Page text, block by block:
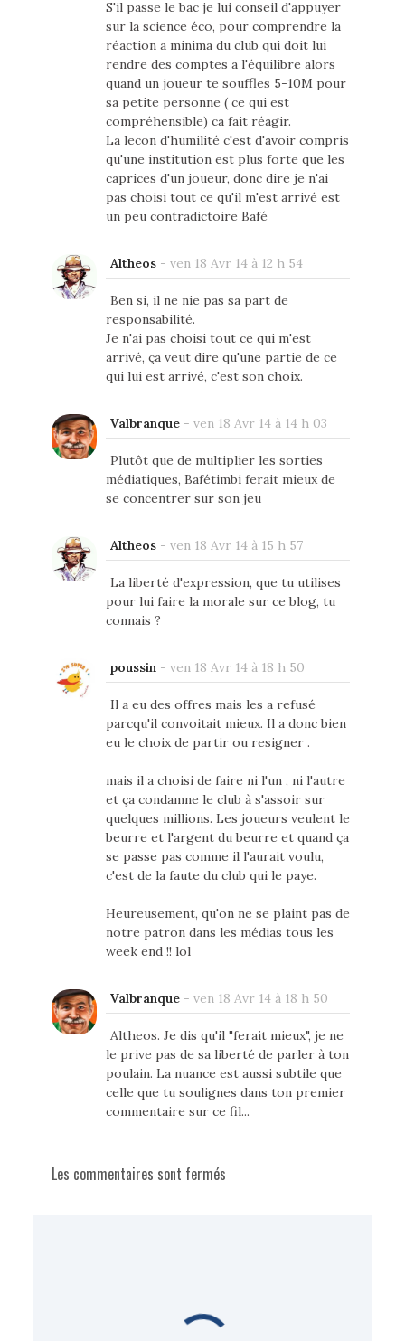
S'il passe le bac je lui conseil d'appuyer
sur la science éco, pour comprendre la
réaction a minima du club qui doit lui
rendre des comptes a l'équilibre alors
quand un joueur te souffles 5-10M pour
sa petite personne ( ce qui est
compréhensible) ca fait réagir.
La lecon d'humilité c'est d'avoir compris
qu'une institution est plus forte que les
caprices d'un joueur, donc dire je n'ai
pas choisi tout ce qu'il m'est arrivé est
un peu contradictoire Bafé
Altheos- ven 18 Avr 14 à 12 h 54
Ben si, il ne nie pas sa part de
responsabilité.
Je n'ai pas choisi tout ce qui m'est
arrivé, ça veut dire qu'une partie de ce
qui lui est arrivé, c'est son choix.
Valbranque- ven 18 Avr 14 à 14 h 03
Plutôt que de multiplier les sorties
médiatiques, Bafétimbi ferait mieux de
se concentrer sur son jeu
Altheos- ven 18 Avr 14 à 15 h 57
La liberté d'expression, que tu utilises
pour lui faire la morale sur ce blog, tu
connais ?
poussin- ven 18 Avr 14 à 18 h 50
Il a eu des offres mais les a refusé
parcqu'il convoitait mieux. Il a donc bien
eu le choix de partir ou resigner .
mais il a choisi de faire ni l'un , ni l'autre
et ça condamne le club à s'assoir sur
quelques millions. Les joueurs veulent le
beurre et l'argent du beurre et quand ça
se passe pas comme il l'aurait voulu,
c'est de la faute du club qui le paye.
Heureusement, qu'on ne se plaint pas de
notre patron dans les médias tous les
week end !! lol
Valbranque- ven 18 Avr 14 à 18 h 50
Altheos. Je dis qu'il "ferait mieux", je ne
le prive pas de sa liberté de parler à ton
poulain. La nuance est aussi subtile que
celle que tu soulignes dans ton premier
commentaire sur ce fil...
Les commentaires sont fermés